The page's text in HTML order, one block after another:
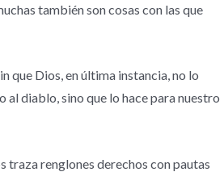
también son cosas con las que
que Dios, en última instancia, no lo
diablo, sino que lo hace para nuestro
traza renglones derechos con pautas